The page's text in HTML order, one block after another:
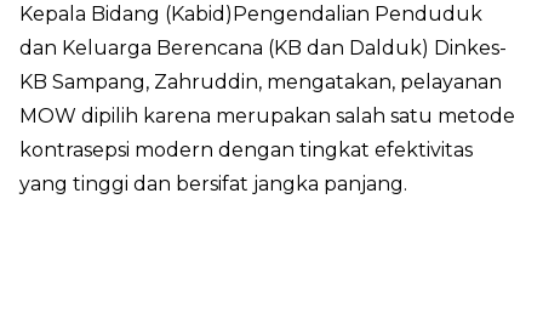
Kepala Bidang (Kabid)Pengendalian Penduduk
dan Keluarga Berencana (KB dan Dalduk) Dinkes-
KB Sampang, Zahruddin, mengatakan, pelayanan
MOW dipilih karena merupakan salah satu metode
kontrasepsi modern dengan tingkat efektivitas
yang tinggi dan bersifat jangka panjang.